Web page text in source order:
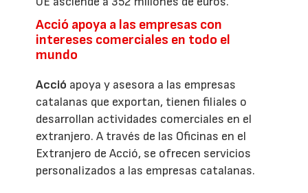
Acció apoya a las empresas con
intereses comerciales en todo el
mundo
Acció apoya y asesora a las empresas
catalanas que exportan, tienen filiales o
desarrollan actividades comerciales en el
extranjero. A través de las Oficinas en el
Extranjero de Acció, se ofrecen servicios
personalizados a las empresas catalanas.